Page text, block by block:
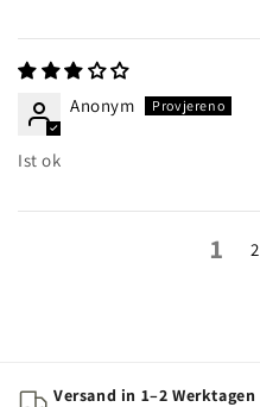
Anonym
Ist ok
1 2
Versand in 1–2 Werktagen